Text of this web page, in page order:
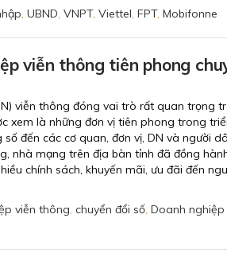
, UBND, VNPT, Viettel, FPT, Mobifonne
viễn thông tiên phong
viễn thông đóng vai trò rất quan trọng
xem là những đơn vị tiên phong trong
số đến các cơ quan, đơn vị, DN và người
nhà mạng trên địa bàn tỉnh đã đồng
chính sách, khuyến mãi, ưu đãi đến
viễn thông, chuyển đổi số, Doanh